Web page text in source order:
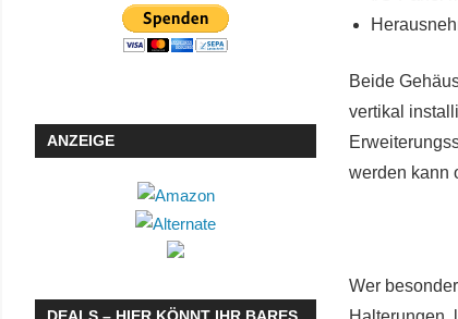
Beide
vertikal
werden kann
Wer
ANZEIGE
DEALS – HIER KÖNNT IHR BARES